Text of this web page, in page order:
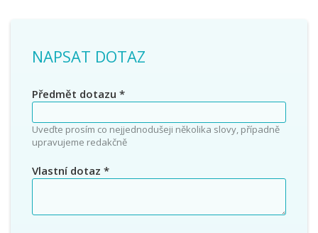
NAPSAT DOTAZ
Předmět dotazu *
Uveďte prosím co nejjednodušeji několika slovy, případně
upravujeme redakčně
Vlastní dotaz *